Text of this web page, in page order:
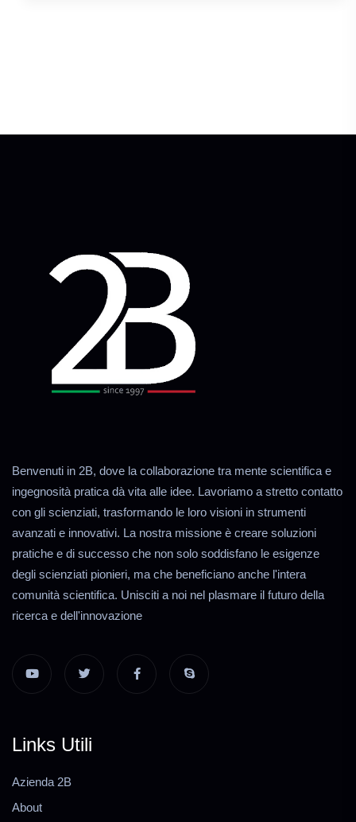
Benvenuti in 2B, dove la collaborazione tra mente scientifica e
ingegnosità pratica dà vita alle idee. Lavoriamo a stretto contatto
con gli scienziati, trasformando le loro visioni in strumenti
avanzati e innovativi. La nostra missione è creare soluzioni
pratiche e di successo che non solo soddisfano le esigenze
degli scienziati pionieri, ma che beneficiano anche l'intera
comunità scientifica. Unisciti a noi nel plasmare il futuro della
ricerca e dell'innovazione
Links Utili
Azienda 2B
About